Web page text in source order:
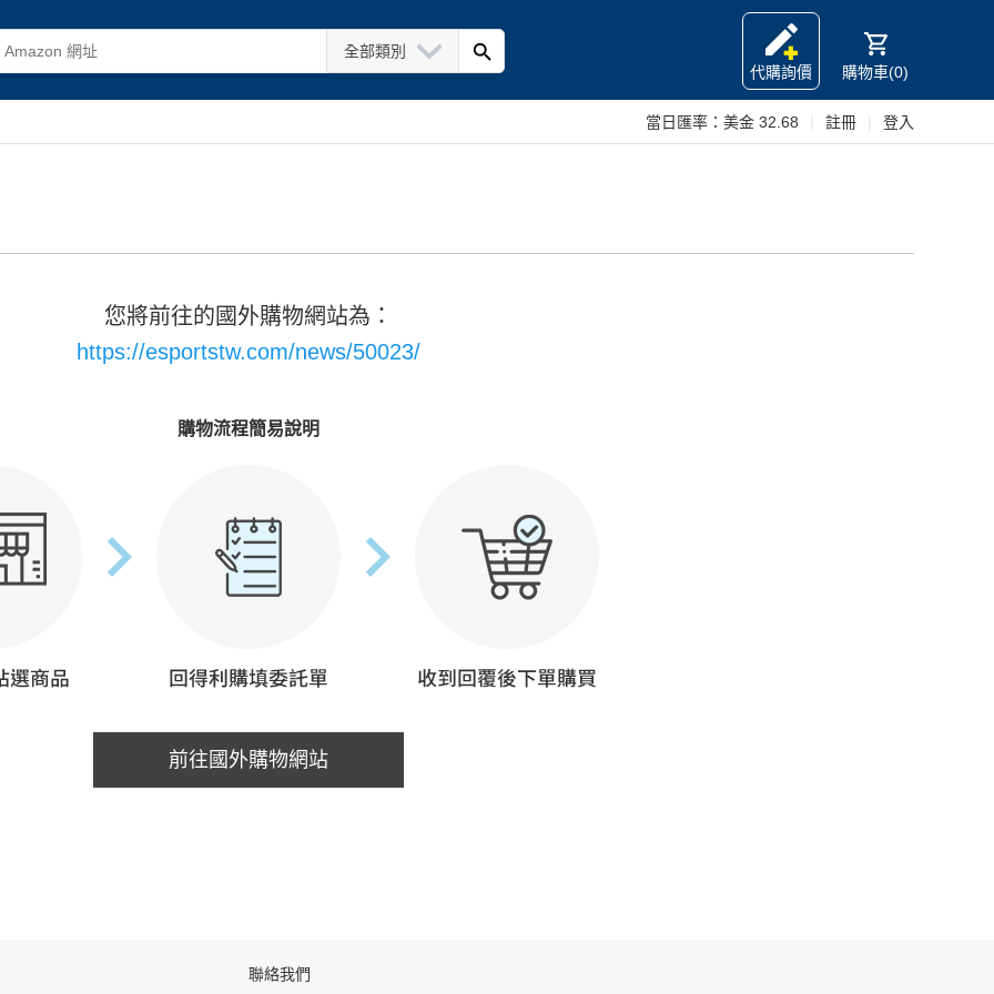
全部類別
代購詢價
購物車(0)
當日匯率： 美金 32.68 註冊 登入
您將前往的國外購物網站為：
https://esportstw.com/news/50023/
購物流程簡易說明
前往國外購物網站
聯絡我們